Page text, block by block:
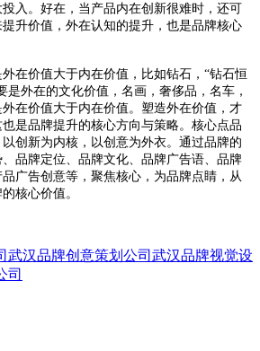
入。好在，当产品内在创新很难时，还可
升价值，外在认知的提升，也是品牌核心
在价值大于内在价值，比如钻石，“钻石恒
是外在的文化价值，名画，奢侈品，名车，
在价值大于内在价值。塑造外在价值，才
是品牌提升的核心方向与策略。核心点品
创新为内核，以创意为外衣。通过品牌的
品牌定位、品牌文化、品牌广告语、品牌
广告创意等，聚焦核心，为品牌点睛，从
核心价值。
武汉品牌创意策划公司 武汉品牌视觉设
司